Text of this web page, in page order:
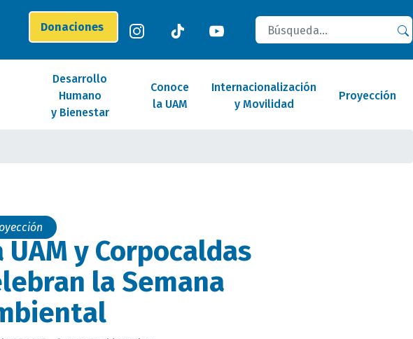
Donaciones
Buscar
Desarrollo
Humano
y Bienestar
Conoce
la UAM
Internacionalización
y Movilidad
Proyección
UAM y Corpocaldas
la Semana